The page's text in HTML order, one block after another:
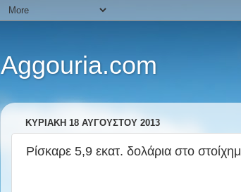
Aggouria.com
ΚΥΡΙΑΚΉ 18 ΑΥΓΟΎΣΤΟΥ 2013
Ρίσκαρε 5,9 εκατ. δολάρια στο